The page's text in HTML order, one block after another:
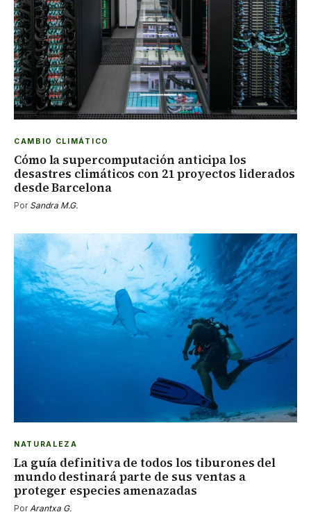
CAMBIO CLIMÁTICO
Cómo la supercomputación anticipa los
desastres climáticos con 21 proyectos liderados
desde Barcelona
Por Sandra M.G.
NATURALEZA
La guía definitiva de todos los tiburones del
mundo destinará parte de sus ventas a
proteger especies amenazadas
Por Arantxa G.